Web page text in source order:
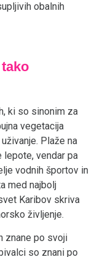
obalnih
ki so sinonim za
vegetacija
Plaže na
lepote, vendar pa
vodnih športov in
med najbolj
Karibov skriva
življenje.
znane po svoji
so znani po